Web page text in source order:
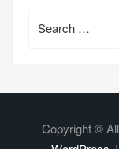
for:
Copyright ©